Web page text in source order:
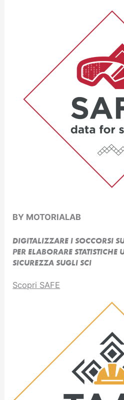
BY MOTORIALAB
DIGITALIZZARE I SOCCORSI
PER ELABORARE
SICUREZZA SUGLI SCI
Scopri SAFE